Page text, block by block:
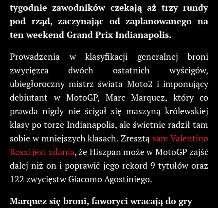
tygodnie zawodników czekają aż trzy rundy
pod rząd, zaczynając od zaplanowanego na
ten weekend Grand Prix Indianapolis.
Prowadzenia w klasyfikacji generalnej broni
zwycięzca dwóch ostatnich wyścigów,
ubiegłoroczny mistrz świata Moto2 i imponujący
debiutant w MotoGP, Marc Marquez, który co
prawda nigdy nie ścigał się maszyną królewskiej
klasy po torze Indianapolis, ale świetnie radził tam
sobie w mniejszych klasach. Zresztą sam Valentino
Rossi jest zdania, że Hiszpan może w MotoGP zajść
dalej niż on i poprawić jego rekord 9 tytułów oraz
122 zwycięstw Giacomo Agostiniego.
Marquez się broni, faworyci wracają do gry